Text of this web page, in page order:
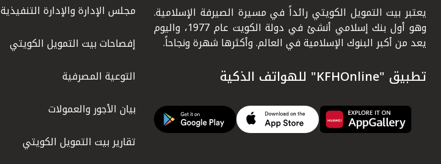
يعتبر بيت التمويل الكويتي رائداً في مسيرة الصيرفة الإسلامية.
وهو أول بنك إسلامي أنشئ في دولة الكويت عام 1977، واليوم
يعد من أكبر البنوك الإسلامية في العالم. وأكثرها شهرة ونجاحاً.
تطبيق "KFHOnline" للهواتف الذكية
مجلس الإدارة والإدارة التنفيذية
إفصاحات بيت التمويل الكويتي
التوعية المصرفية
بيان الأجور والعمولات
تقارير بيت التمويل الكويتي